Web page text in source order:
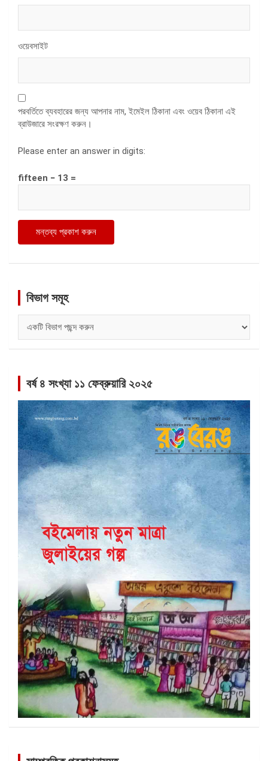
ওয়েবসাইট
পরবর্তিতে ব্যবহারের জন্য আপনার নাম, ইমেইল ঠিকানা এবং ওয়েব ঠিকানা এই
ব্রাউজারে সংরক্ষণ করুন।
Please enter an answer in digits:
fifteen − 13 =
বিভাগ সমূহ
সমূহ
বর্ষ ৪ সংখ্যা ১১ ফেব্রুয়ারি ২০২৫